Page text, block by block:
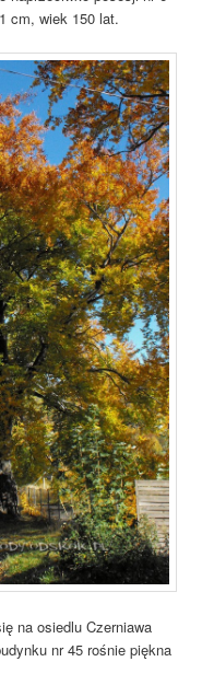
cm, wiek 150 lat.
na osiedlu Czerniawa
nr 45 rośnie piękna